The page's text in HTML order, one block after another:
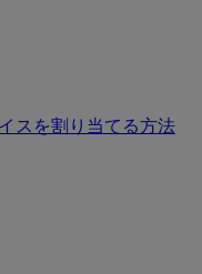
スを割り当てる方法